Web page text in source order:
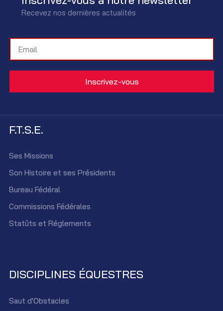
Recevez nos dernières actualités
F.T.S.E.
Ses Missions
Son Histoire et ses Présidents
Bureau Fédéral
Commissions Fédérales
Statûts et Réglements
DISCIPLINES ÉQUESTRES
Saut d'Obstacles